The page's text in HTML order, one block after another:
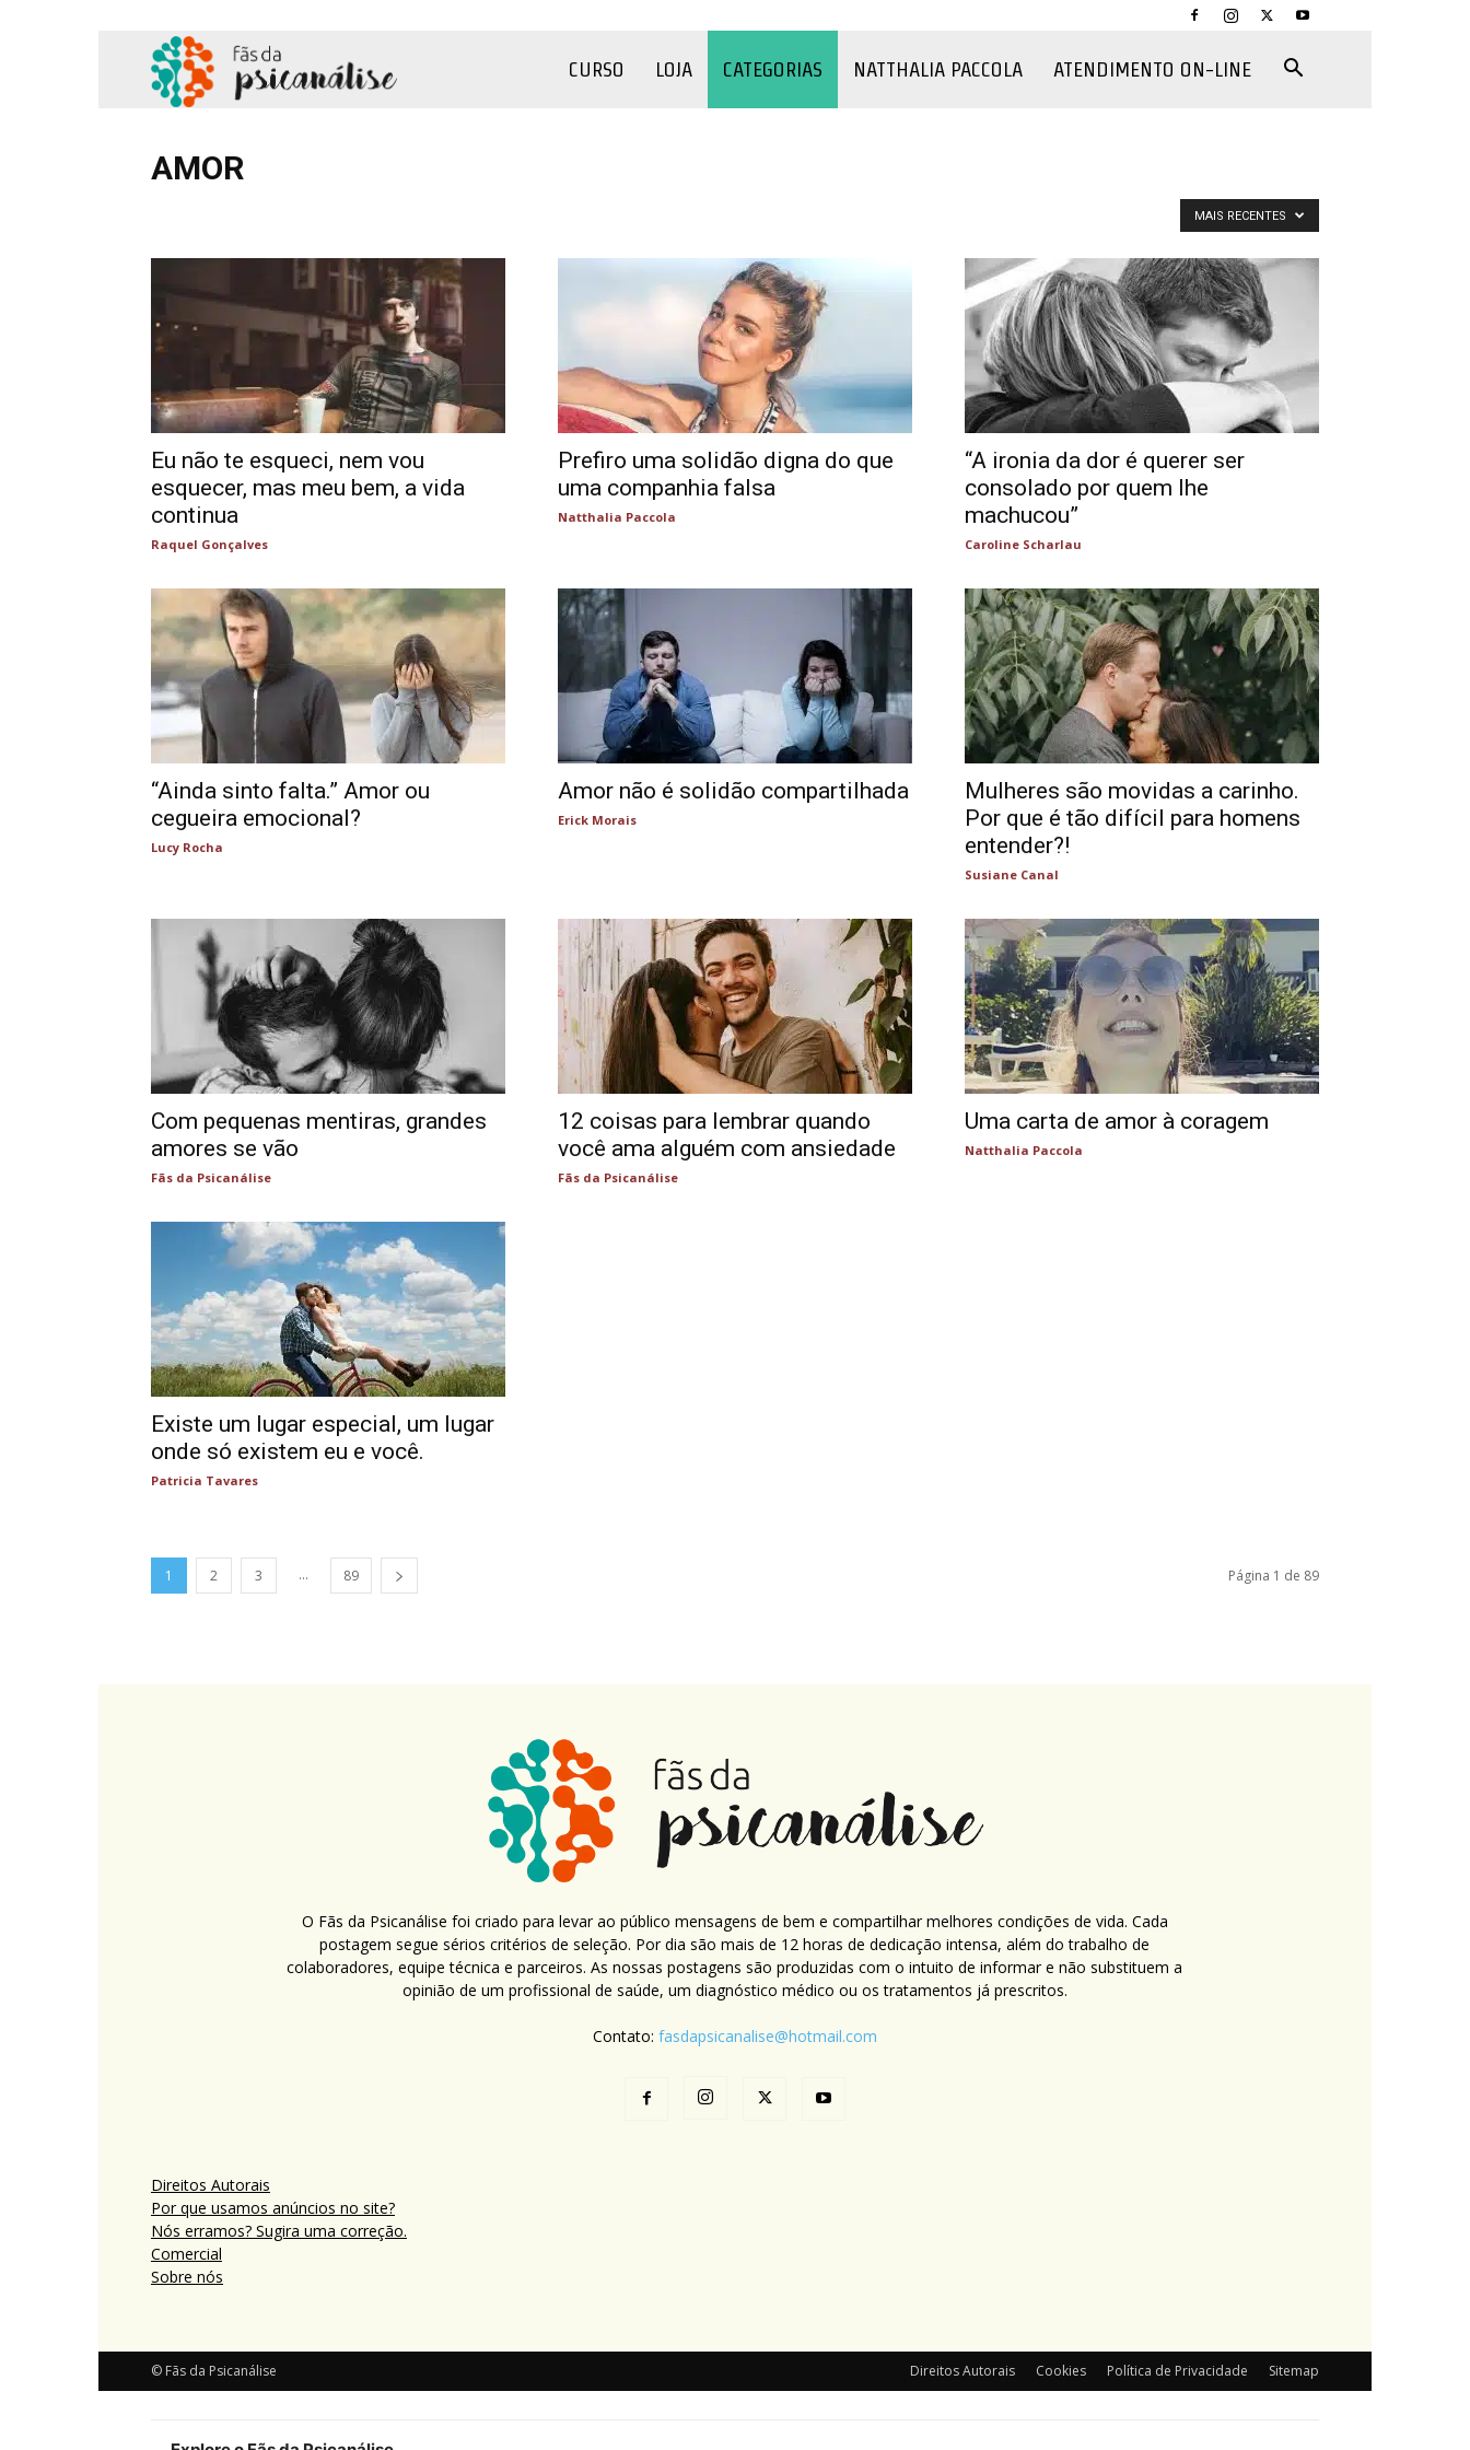
CURSO LOJA CATEGORIAS NATTHALIA PACCOLA ATENDIMENTO ON-LINE
AMOR
MAIS RECENTES
Eu não te esqueci, nem vou
esquecer, mas meu bem, a vida
continua
Raquel Gonçalves
Prefiro uma solidão digna do que
uma companhia falsa
Natthalia Paccola
“A ironia da dor é querer ser
consolado por quem lhe
machucou”
Caroline Scharlau
“Ainda sinto falta.” Amor ou
cegueira emocional?
Lucy Rocha
Amor não é solidão compartilhada
Erick Morais
Mulheres são movidas a carinho.
Por que é tão difícil para homens
entender?!
Susiane Canal
Com pequenas mentiras, grandes
amores se vão
Fãs da Psicanálise
12 coisas para lembrar quando
você ama alguém com ansiedade
Fãs da Psicanálise
Uma carta de amor à coragem
Natthalia Paccola
Existe um lugar especial, um lugar
onde só existem eu e você.
Patricia Tavares
1 2 3 ... 89 Página 1 de 89
O Fãs da Psicanálise foi criado para levar ao público mensagens de bem e compartilhar melhores condições de vida. Cada
postagem segue sérios critérios de seleção. Por dia são mais de 12 horas de dedicação intensa, além do trabalho de
colaboradores, equipe técnica e parceiros. As nossas postagens são produzidas com o intuito de informar e não substituem a
opinião de um profissional de saúde, um diagnóstico médico ou os tratamentos já prescritos.
Contato: fasdapsicanalise@hotmail.com
Direitos Autorais
Por que usamos anúncios no site?
Nós erramos? Sugira uma correção.
Comercial
Sobre nós
Direitos Autorais Cookies Política de Privacidade Sitemap
© Fãs da Psicanálise